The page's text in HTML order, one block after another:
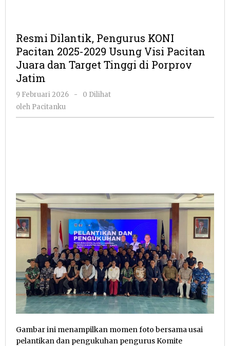
Resmi Dilantik, Pengurus KONI
Pacitan 2025-2029 Usung Visi Pacitan
Juara dan Target Tinggi di Porprov
Jatim
9 Februari 2026
oleh
-
0 Dilihat
oleh Pacitanku
Gambar ini menampilkan momen foto bersama usai
pelantikan dan pengukuhan pengurus Komite